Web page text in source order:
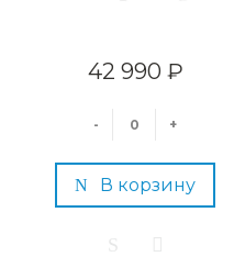
42 990 ₽
- +
В корзину